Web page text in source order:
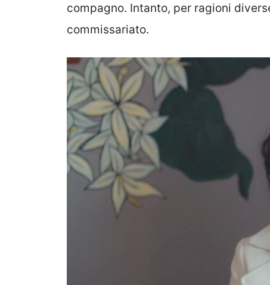
compagno. Intanto, per ragioni
commissariato.